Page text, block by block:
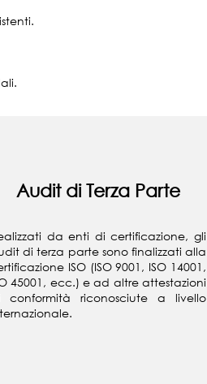
Audit di Terza Parte
da enti di certificazione, gli
di terza parte sono finalizzati alla
ISO (ISO 9001, ISO 14001,
45001, ecc.) e ad altre attestazioni
conformità riconosciute a livello